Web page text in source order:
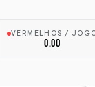
VERMELHOS /
0.00